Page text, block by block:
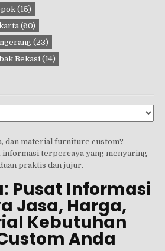
(15)
(60)
(23)
Bekasi (14)
dan material furniture custom?
informasi terpercaya yang menyaring
praktis dan jujur.
Pusat Informasi
Jasa, Harga,
Kebutuhan
Anda